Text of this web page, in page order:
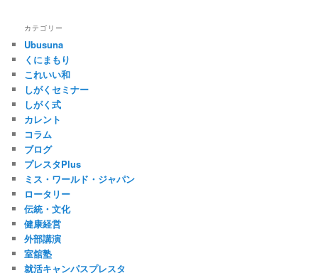
カテゴリー
Ubusuna
くにまもり
これいい和
しがくセミナー
しがく式
カレント
コラム
ブログ
プレスタPlus
ミス・ワールド・ジャパン
ロータリー
伝統・文化
健康経営
外部講演
室舘塾
就活キャンパスプレスタ